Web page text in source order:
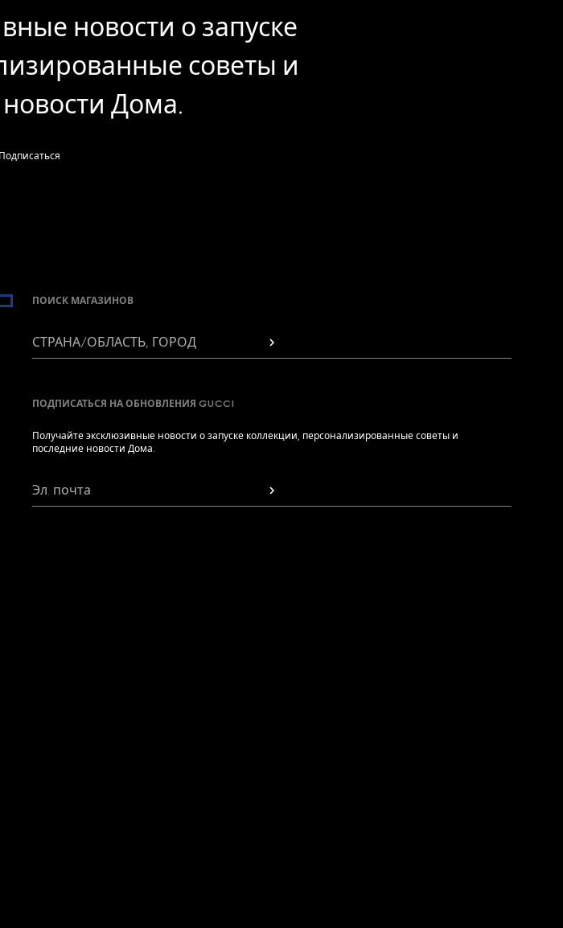
новости о запуске
советы и
Дома.
Подписаться
ПОИСК МАГАЗИНОВ
СТРАНА/ОБЛАСТЬ, ГОРОД
ПОДПИСАТЬСЯ НА ОБНОВЛЕНИЯ GUCCI
Получайте эксклюзивные новости о запуске коллекции, персонализированные советы и
последние новости Дома.
Эл. почта